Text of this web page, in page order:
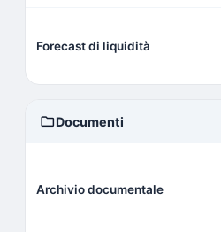
Forecast di liquidità
folderDocumenti
Archivio documentale